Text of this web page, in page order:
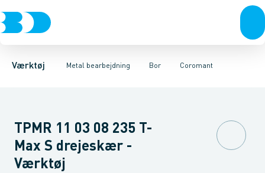
Værktøj Metal bearbejdning
Akku- & elværktøj Håndværktøj RørværktøjBits & toppe
Bor
Kernebor FræsereGevindskæring Holdeværktøj og
Coromant
Coromant Dormer holdeværktøjerHårdmetal borPinol bor
TPMR 11 03 08 235 T-
Max S drejeskær -
Værktøj